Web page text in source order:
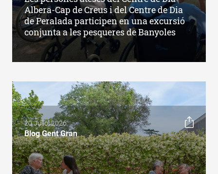
Albera-Cap de Creus i del Centre de Dia
de Peralada participen en una excursió
conjunta a les pesqueres de Banyoles
20 Juliol 2026
Blog Gent Gran